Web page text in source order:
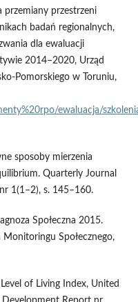
przemiany przestrzeni
badań regionalnych,
dla ewaluacji
2014–2020, Urząd
w Toruniu,
ewaluacja/
sposoby mierzenia
Quarterly Journal
1(1–2), s. 145–160.
Społeczna 2015.
Społecznego,
of Living Index, United